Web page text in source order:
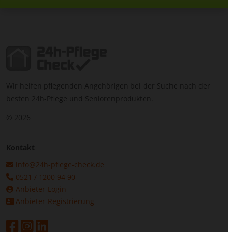
Wir helfen pflegenden Angehörigen bei der Suche nach der
besten 24h-Pflege und Seniorenprodukten.
© 2026
Kontakt
info@24h-pflege-check.de
0521 / 1200 94 90
Anbieter-Login
Anbieter-Registrierung